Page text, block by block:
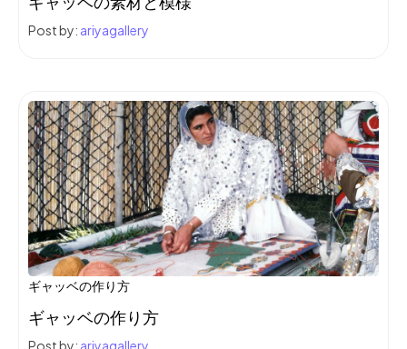
Post by: ariyagallery
ギャッベの作り方
ギャッベの作り方
Post by: ariyagallery